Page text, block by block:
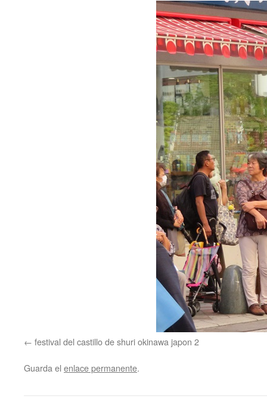
festival del castillo de shuri okinawa japon 2
Guarda el enlace permanente.